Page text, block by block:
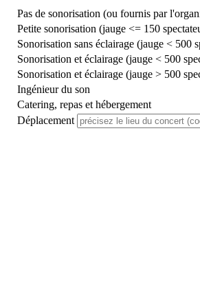
Pas de sonorisation (ou fournis par
Petite sonorisation (jauge <= 150
Sonorisation sans éclairage (jauge < 500
Sonorisation et éclairage (jauge < 500
Sonorisation et éclairage (jauge > 500
Ingénieur du son
Catering, repas et hébergement
Déplacement